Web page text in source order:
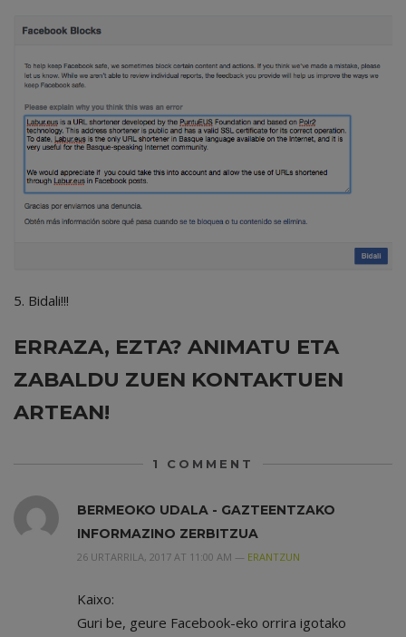
5. Bidali!!!
ERRAZA, EZTA? ANIMATU ETA
ZABALDU ZUEN KONTAKTUEN
ARTEAN!
1 COMMENT
BERMEOKO UDALA - GAZTEENTZAKO
INFORMAZINO ZERBITZUA
26 URTARRILA, 2017 AT 11:00 AM — ERANTZUN
Kaixo:
Guri be, geure Facebook-eko orrira igotako